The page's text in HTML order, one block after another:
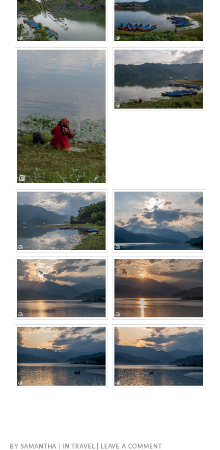
BY SAMANTHA IN TRAVEL LEAVE A COMMENT